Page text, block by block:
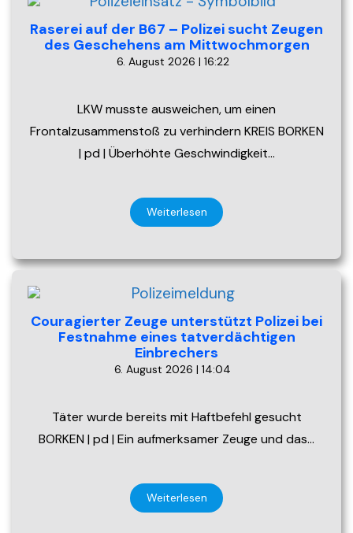
Raserei auf der B67 – Polizei sucht Zeugen
des Geschehens am Mittwochmorgen
6. August 2026 | 16:22
LKW musste ausweichen, um einen
Frontalzusammenstoß zu verhindern KREIS BORKEN
| pd | Überhöhte Geschwindigkeit…
Weiterlesen
Couragierter Zeuge unterstützt Polizei bei
Festnahme eines tatverdächtigen
Einbrechers
6. August 2026 | 14:04
Täter wurde bereits mit Haftbefehl gesucht
BORKEN | pd | Ein aufmerksamer Zeuge und das…
Weiterlesen